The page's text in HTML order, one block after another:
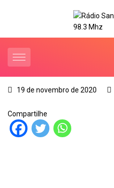
19 de novembro de 2020
Compartilhe